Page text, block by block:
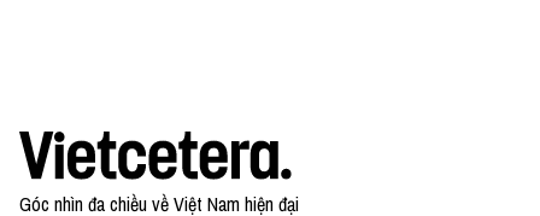
Góc nhìn đa chiều về Việt Nam hiện đại